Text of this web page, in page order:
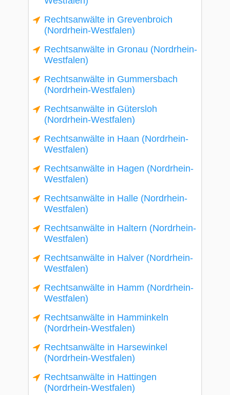
Rechtsanwälte in Grevenbroich
(Nordrhein-Westfalen)
Rechtsanwälte in Gronau (Nordrhein-
Westfalen)
Rechtsanwälte in Gummersbach
(Nordrhein-Westfalen)
Rechtsanwälte in Gütersloh
(Nordrhein-Westfalen)
Rechtsanwälte in Haan (Nordrhein-
Westfalen)
Rechtsanwälte in Hagen (Nordrhein-
Westfalen)
Rechtsanwälte in Halle (Nordrhein-
Westfalen)
Rechtsanwälte in Haltern (Nordrhein-
Westfalen)
Rechtsanwälte in Halver (Nordrhein-
Westfalen)
Rechtsanwälte in Hamm (Nordrhein-
Westfalen)
Rechtsanwälte in Hamminkeln
(Nordrhein-Westfalen)
Rechtsanwälte in Harsewinkel
(Nordrhein-Westfalen)
Rechtsanwälte in Hattingen
(Nordrhein-Westfalen)